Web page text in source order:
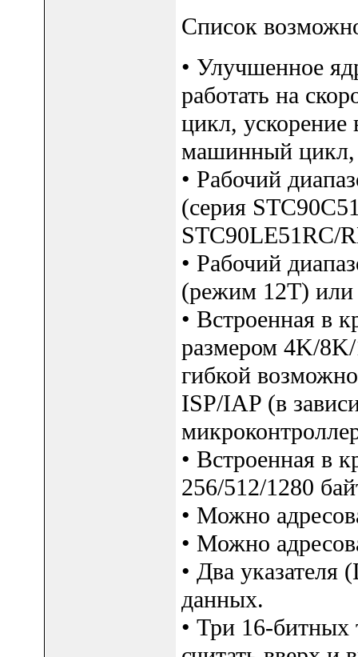
Список
• Улучшенное
работать на
цикл, ускорение
машинный цикл,
• Рабочий
(серия
STC90LE51RC/
• Рабочий
(режим 12T)
• Встроенная в
размером 4K/
гибкой
ISP/IAP (в
• Встроенная в
256/512/1280
• Можно
• Можно
• Два указателя
данных.
• Три 16-битных